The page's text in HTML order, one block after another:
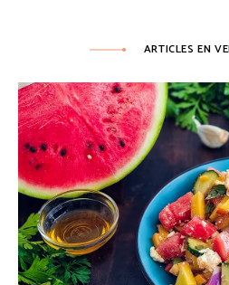
ARTICLES EN